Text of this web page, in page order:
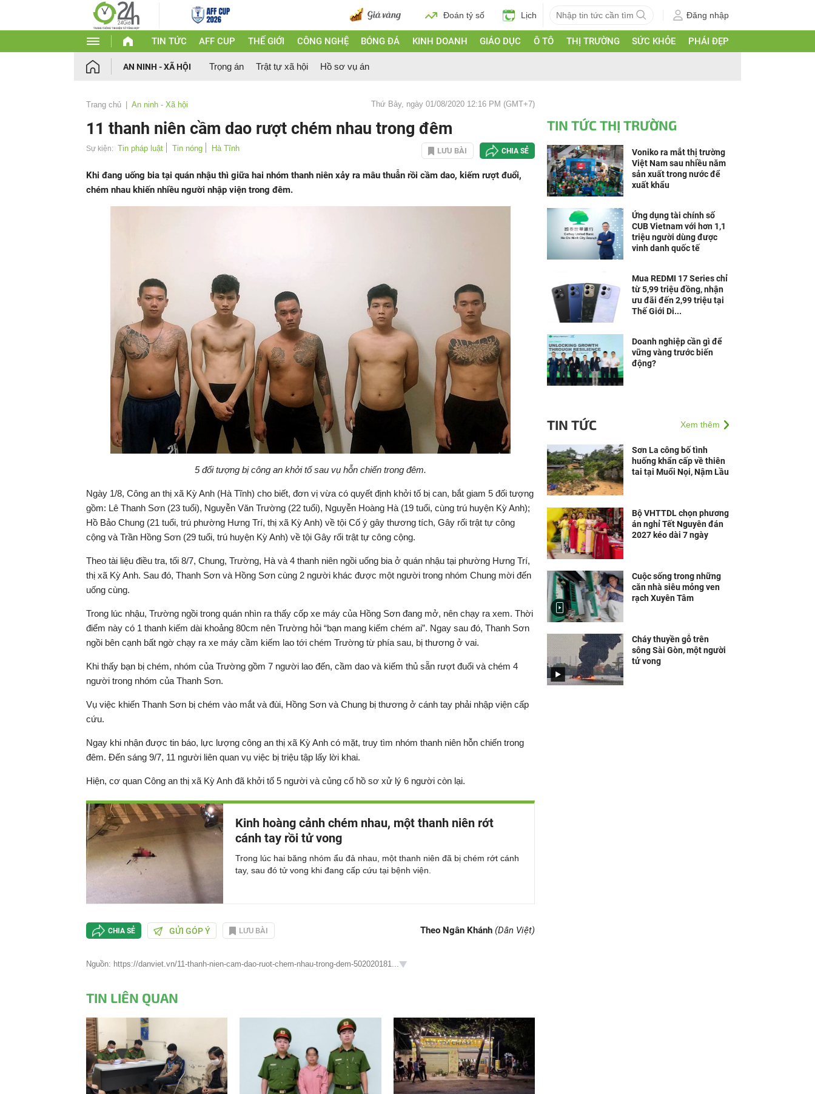
Đoán tỷ số Lịch Đăng nhập
TIN TỨC AFF CUP THẾ GIỚI CÔNG NGHỆ BÓNG ĐÁ KINH DOANH GIÁO DỤC Ô TÔ THỊ TRƯỜNG SỨC KHỎE PHÁI ĐẸP
AN NINH - XÃ HỘI Trọng án Trật tự xã hội Hồ sơ vụ án
Trang chủ An ninh - Xã hội Thứ Bảy, ngày 01/08/2020 12:16 PM (GMT+7)
11 thanh niên cầm dao rượt chém nhau trong đêm
Sự kiện: Tin pháp luật Tin nóng Hà Tĩnh LƯU BÀI CHIA SẺ
Khi đang uống bia tại quán nhậu thì giữa hai nhóm thanh niên xảy ra mâu thuẫn rồi cầm dao, kiếm rượt đuổi,
chém nhau khiến nhiều người nhập viện trong đêm.
5 đối tượng bị công an khởi tố sau vụ hỗn chiến trong đêm.
Ngày 1/8, Công an thị xã Kỳ Anh (Hà Tĩnh) cho biết, đơn vị vừa có quyết định khởi tố bị can, bắt giam 5 đối tượng
gồm: Lê Thanh Sơn (23 tuổi), Nguyễn Văn Trường (22 tuổi), Nguyễn Hoàng Hà (19 tuổi, cùng trú huyện Kỳ Anh);
Hồ Bảo Chung (21 tuổi, trú phường Hưng Trí, thị xã Kỳ Anh) về tội Cố ý gây thương tích, Gây rối trật tự công
cộng và Trần Hồng Sơn (29 tuổi, trú huyện Kỳ Anh) về tội Gây rối trật tự công cộng.
Theo tài liệu điều tra, tối 8/7, Chung, Trường, Hà và 4 thanh niên ngồi uống bia ở quán nhậu tại phường Hưng Trí,
thị xã Kỳ Anh. Sau đó, Thanh Sơn và Hồng Sơn cùng 2 người khác được một người trong nhóm Chung mời đến
uống cùng.
Trong lúc nhậu, Trường ngồi trong quán nhìn ra thấy cốp xe máy của Hồng Sơn đang mở, nên chạy ra xem. Thời
điểm này có 1 thanh kiếm dài khoảng 80cm nên Trường hỏi “bạn mang kiếm chém ai”. Ngay sau đó, Thanh Sơn
ngồi bên cạnh bất ngờ chạy ra xe máy cầm kiếm lao tới chém Trường từ phía sau, bị thương ở vai.
Khi thấy bạn bị chém, nhóm của Trường gồm 7 người lao đến, cầm dao và kiếm thủ sẵn rượt đuổi và chém 4
người trong nhóm của Thanh Sơn.
Vụ việc khiến Thanh Sơn bị chém vào mắt và đùi, Hồng Sơn và Chung bị thương ở cánh tay phải nhập viện cấp
cứu.
Ngay khi nhận được tin báo, lực lượng công an thị xã Kỳ Anh có mặt, truy tìm nhóm thanh niên hỗn chiến trong
đêm. Đến sáng 9/7, 11 người liên quan vụ việc bị triệu tập lấy lời khai.
Hiện, cơ quan Công an thị xã Kỳ Anh đã khởi tố 5 người và củng cố hồ sơ xử lý 6 người còn lại.
Kinh hoàng cảnh chém nhau, một thanh niên rớt
cánh tay rồi tử vong
Trong lúc hai băng nhóm ẩu đả nhau, một thanh niên đã bị chém rớt cánh
tay, sau đó tử vong khi đang cấp cứu tại bệnh viện.
CHIA SẺ GỬI GÓP Ý LƯU BÀI Theo Ngân Khánh (Dân Việt)
Nguồn: https://danviet.vn/11-thanh-nien-cam-dao-ruot-chem-nhau-trong-dem-502020181...
TIN LIÊN QUAN
TIN TỨC THỊ TRƯỜNG
Voniko ra mắt thị trường
Việt Nam sau nhiều năm
sản xuất trong nước để
xuất khẩu
Ứng dụng tài chính số
CUB Vietnam với hơn 1,1
triệu người dùng được
vinh danh quốc tế
Mua REDMI 17 Series chỉ
từ 5,99 triệu đồng, nhận
ưu đãi đến 2,99 triệu tại
Thế Giới Di...
Doanh nghiệp cần gì để
vững vàng trước biến
động?
TIN TỨC Xem thêm
Sơn La công bố tình
huống khẩn cấp về thiên
tai tại Muổi Nọi, Nậm Lầu
Bộ VHTTDL chọn phương
án nghỉ Tết Nguyên đán
2027 kéo dài 7 ngày
Cuộc sống trong những
căn nhà siêu mỏng ven
rạch Xuyên Tâm
Cháy thuyền gỗ trên
sông Sài Gòn, một người
tử vong